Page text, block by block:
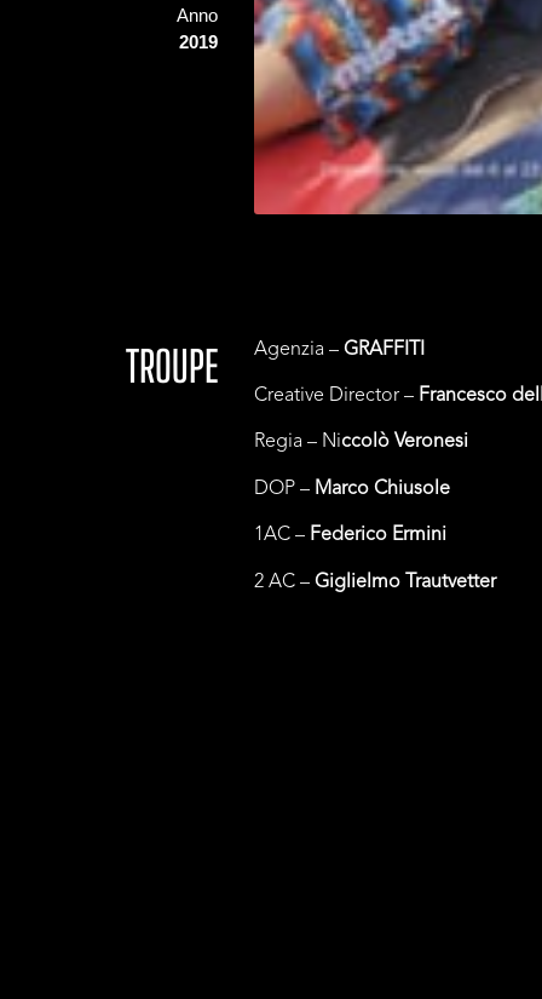
Anno
2019
TROUPE Agenzia –GRAFFITI
Creative Director – Francesco
Regia – Niccolò Veronesi
DOP – Marco Chiusole
1AC – Federico Ermini
2 AC –Giglielmo Trautvetter